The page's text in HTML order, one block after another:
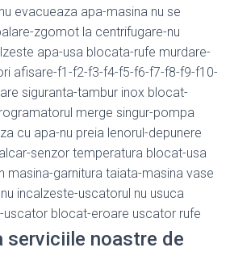
nu evacueaza apa-masina nu se
zgomot la centrifugare-nu
apa-usa blocata-rufe murdare-
afisare-f1-f2-f3-f4-f5-f6-f7-f8-f9-f10-
siguranta-tambur inox blocat-
merge singur-pompa
cu apa-nu preia lenorul-depunere
senzor temperatura blocat-usa
masina-garnitura taiata-masina vase
incalzeste-uscatorul nu usuca
blocat-eroare uscator rufe
noastre de